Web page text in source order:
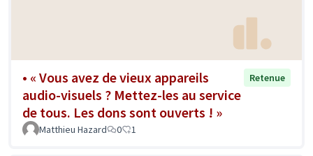
• « Vous avez de vieux appareils
audio-visuels ? Mettez-les au service
de tous. Les dons sont ouverts ! »
Retenue
Matthieu Hazard 0 1